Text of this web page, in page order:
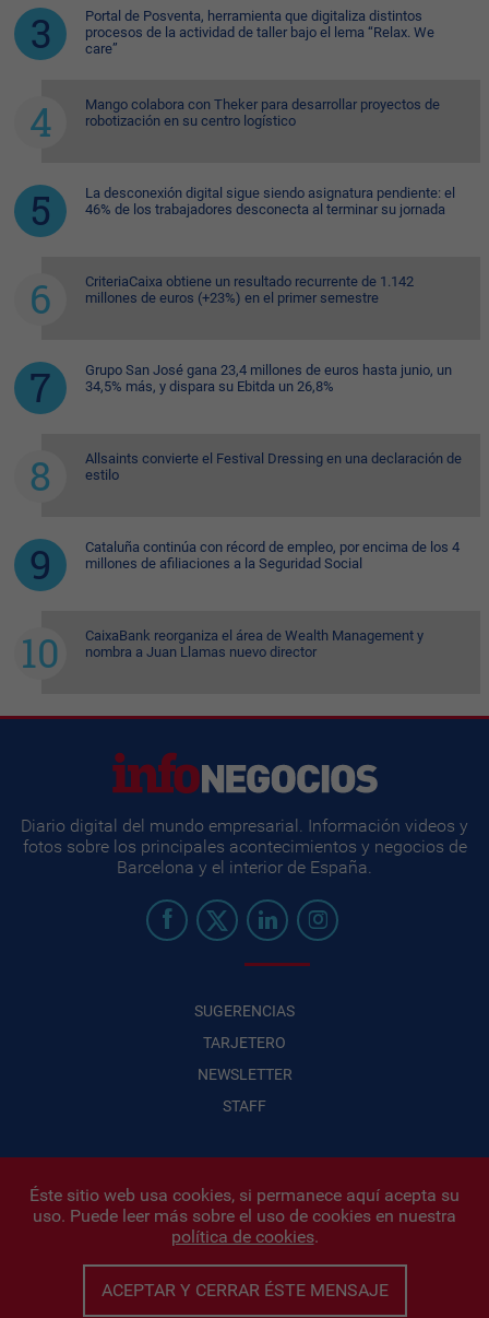
Portal de Posventa, herramienta que digitaliza distintos
procesos de la actividad de taller bajo el lema “Relax. We
care”
Mango colabora con Theker para desarrollar proyectos de
robotización en su centro logístico
La desconexión digital sigue siendo asignatura pendiente: el
46% de los trabajadores desconecta al terminar su jornada
CriteriaCaixa obtiene un resultado recurrente de 1.142
millones de euros (+23%) en el primer semestre
Grupo San José gana 23,4 millones de euros hasta junio, un
34,5% más, y dispara su Ebitda un 26,8%
Allsaints convierte el Festival Dressing en una declaración de
estilo
Cataluña continúa con récord de empleo, por encima de los 4
millones de afiliaciones a la Seguridad Social
CaixaBank reorganiza el área de Wealth Management y
nombra a Juan Llamas nuevo director
Diario digital del mundo empresarial. Información videos y
fotos sobre los principales acontecimientos y negocios de
Barcelona y el interior de España.
SUGERENCIAS
TARJETERO
NEWSLETTER
STAFF
Infonegocios 2026| INFONEGOCIOS S.A. · CUIT: 30710438486 |
Políticas de Privacidad|Protección de datos personales
Iñigo Biain
Este sitio esta protegido por Google reCAPTCHA y con
Políticas de
privacidad de GoogleyTerminos del servicioaplicados.
Éste sitio web usa cookies, si permanece aquí acepta su
uso. Puede leer más sobre el uso de cookies en nuestra
política de cookies.
ACEPTAR Y CERRAR ÉSTE MENSAJE